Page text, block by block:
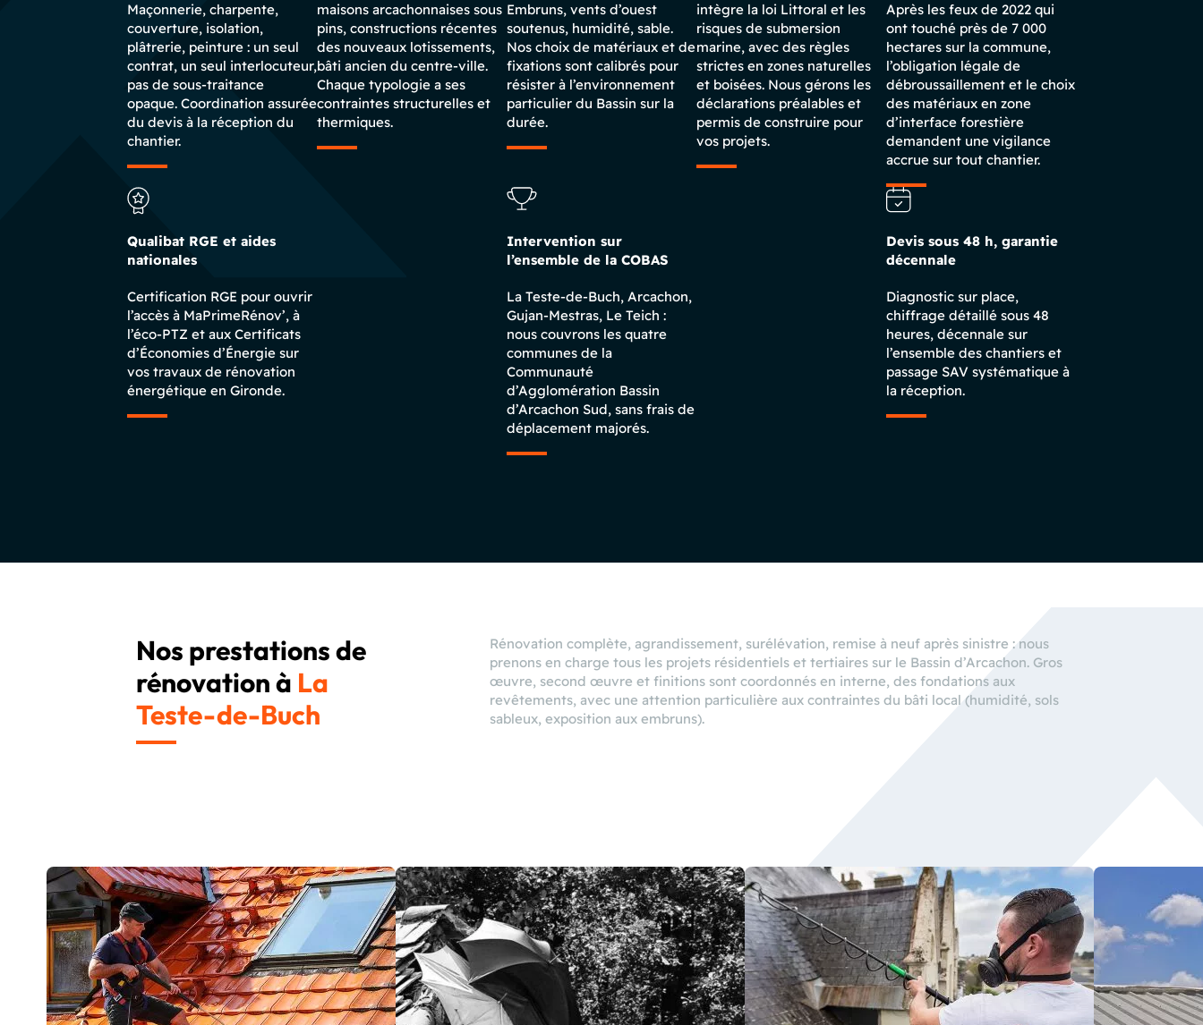
Maçonnerie, charpente,
couverture, isolation,
plâtrerie, peinture : un seul
contrat, un seul interlocuteur,
pas de sous-traitance
opaque. Coordination assurée
du devis à la réception du
chantier.
maisons arcachonnaises sous
pins, constructions récentes
des nouveaux lotissements,
bâti ancien du centre-ville.
Chaque typologie a ses
contraintes structurelles et
thermiques.
Embruns, vents d’ouest
soutenus, humidité, sable.
Nos choix de matériaux et de
fixations sont calibrés pour
résister à l’environnement
particulier du Bassin sur la
durée.
intègre la loi Littoral et les
risques de submersion
marine, avec des règles
strictes en zones naturelles
et boisées. Nous gérons les
déclarations préalables et
permis de construire pour
vos projets.
Après les feux de 2022 qui
ont touché près de 7 000
hectares sur la commune,
l’obligation légale de
débroussaillement et le choix
des matériaux en zone
d’interface forestière
demandent une vigilance
accrue sur tout chantier.
Qualibat RGE et aides
nationales
Certification RGE pour ouvrir
l’accès à MaPrimeRénov’, à
l’éco-PTZ et aux Certificats
d’Économies d’Énergie sur
vos travaux de rénovation
énergétique en Gironde.
Intervention sur
l’ensemble de la COBAS
La Teste-de-Buch, Arcachon,
Gujan-Mestras, Le Teich :
nous couvrons les quatre
communes de la
Communauté
d’Agglomération Bassin
d’Arcachon Sud, sans frais de
déplacement majorés.
Devis sous 48 h, garantie
décennale
Diagnostic sur place,
chiffrage détaillé sous 48
heures, décennale sur
l’ensemble des chantiers et
passage SAV systématique à
la réception.
Nos prestations de
rénovation à La
Teste-de-Buch
Rénovation complète, agrandissement, surélévation, remise à neuf après sinistre : nous
prenons en charge tous les projets résidentiels et tertiaires sur le Bassin d’Arcachon. Gros
œuvre, second œuvre et finitions sont coordonnés en interne, des fondations aux
revêtements, avec une attention particulière aux contraintes du bâti local (humidité, sols
sableux, exposition aux embruns).